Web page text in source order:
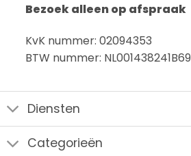
Bezoek alleen op afspraak
KvK nummer: 02094353
BTW nummer: NL001438241B69
Diensten
Categorieën